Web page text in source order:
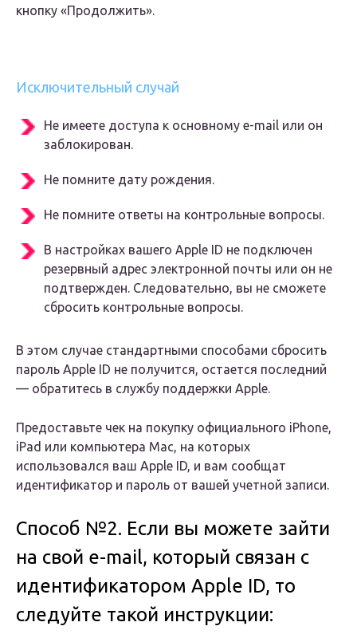
кнопку «Продолжить».
Исключительный случай
Не имеете доступа к основному e-mail или он
заблокирован.
Не помните дату рождения.
Не помните ответы на контрольные вопросы.
В настройках вашего Apple ID не подключен
резервный адрес электронной почты или он не
подтвержден. Следовательно, вы не сможете
сбросить контрольные вопросы.
В этом случае стандартными способами сбросить
пароль Apple ID не получится, остается последний
— обратитесь в службу поддержки Apple.
Предоставьте чек на покупку официального iPhone,
iPad или компьютера Mac, на которых
использовался ваш Apple ID, и вам сообщат
идентификатор и пароль от вашей учетной записи.
Способ №2. Если вы можете зайти
на свой e-mail, который связан с
идентификатором Apple ID, то
следуйте такой инструкции: